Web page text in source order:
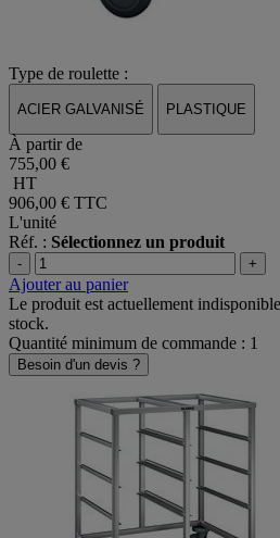
Type de roulette :
ACIER GALVANISÉ PLASTIQUE
À partir de
755,00 €
HT
906,00 € TTC
L'unité
Réf. : Sélectionnez un produit
- +
Ajouter au panier
Le produit est actuellement
stock.
Quantité minimum de commande : 1
Besoin d'un devis ?